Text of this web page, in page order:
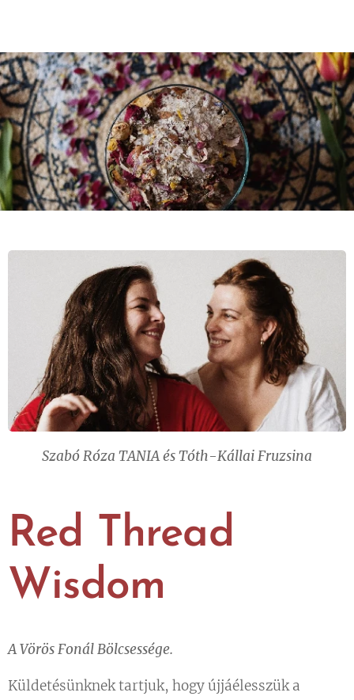
Szabó Róza TANIA és Tóth-Kállai Fruzsina
Red Thread
Wisdom
A Vörös Fonál Bölcsessége.
Küldetésünknek tartjuk, hogy újjáélesszük a